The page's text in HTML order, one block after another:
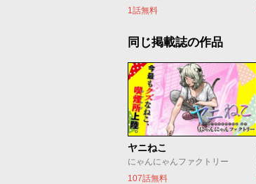
1話無料
同じ掲載誌の作品
ヤニねこ
にゃんにゃんファクトリー
107話無料